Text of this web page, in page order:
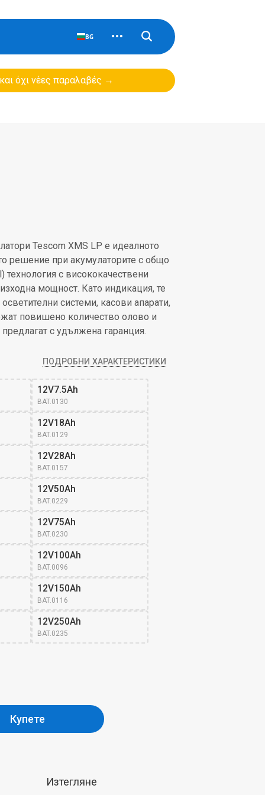
BG
όχι νέες παραλαβές →
Tescom XMS LP е идеалното
решение при акумулаторите с общо
технология с висококачествени
мощност. Като индикация, те
системи, касови апарати,
повишено количество олово и
с удължена гаранция.
ПОДРОБНИ ХАРАКТЕРИСТИКИ
12V7.5Ah
BAT.0130
12V18Ah
BAT.0129
12V28Ah
BAT.0157
12V50Ah
BAT.0229
12V75Ah
BAT.0230
12V100Ah
BAT.0096
12V150Ah
BAT.0116
12V250Ah
BAT.0235
Купете
Изтегляне